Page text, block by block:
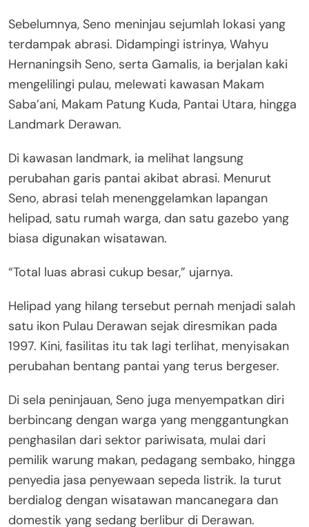
Sebelumnya, Seno meninjau sejumlah lokasi yang
terdampak abrasi. Didampingi istrinya, Wahyu
Hernaningsih Seno, serta Gamalis, ia berjalan kaki
mengelilingi pulau, melewati kawasan Makam
Saba’ani, Makam Patung Kuda, Pantai Utara, hingga
Landmark Derawan.
Di kawasan landmark, ia melihat langsung
perubahan garis pantai akibat abrasi. Menurut
Seno, abrasi telah menenggelamkan lapangan
helipad, satu rumah warga, dan satu gazebo yang
biasa digunakan wisatawan.
“Total luas abrasi cukup besar,” ujarnya.
Helipad yang hilang tersebut pernah menjadi salah
satu ikon Pulau Derawan sejak diresmikan pada
1997. Kini, fasilitas itu tak lagi terlihat, menyisakan
perubahan bentang pantai yang terus bergeser.
Di sela peninjauan, Seno juga menyempatkan diri
berbincang dengan warga yang menggantungkan
penghasilan dari sektor pariwisata, mulai dari
pemilik warung makan, pedagang sembako, hingga
penyedia jasa penyewaan sepeda listrik. Ia turut
berdialog dengan wisatawan mancanegara dan
domestik yang sedang berlibur di Derawan.